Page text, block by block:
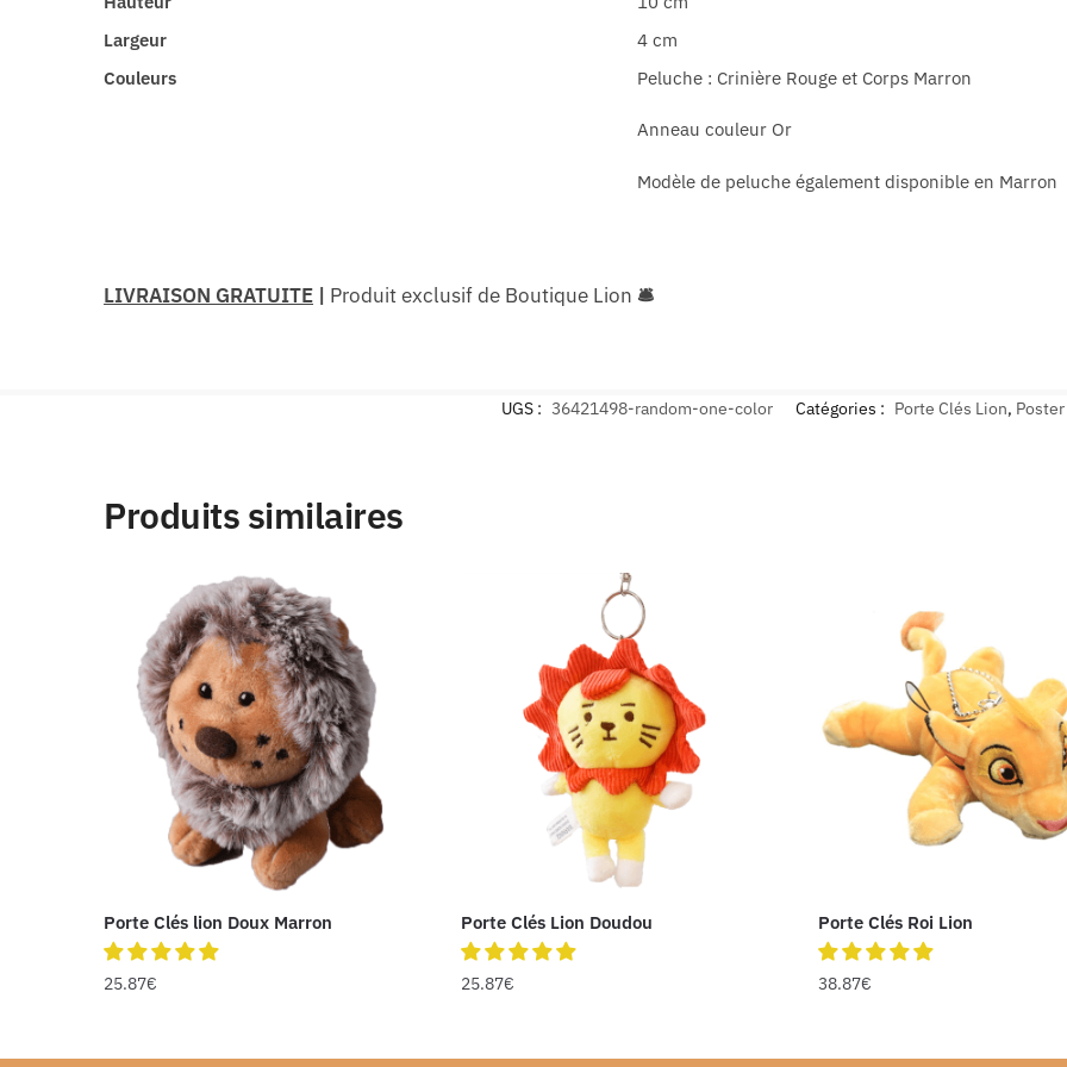
Largeur
4 cm
Couleurs
Peluche : Crinière Rouge et Corps Marron
Anneau couleur Or
Modèle de peluche également disponible en Marron
LIVRAISON GRATUITE | Produit exclusif de Boutique Lion 🛎
UGS : 36421498-random-one-color Catégories : Porte Clés Lion,
Produits similaires
Porte Clés lion Doux Marron
25.87€
Porte Clés Lion Doudou
25.87€
Porte Clés Roi Lion
38.87€